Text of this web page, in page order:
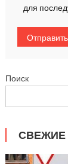
для
Поиск
СВЕЖИЕ